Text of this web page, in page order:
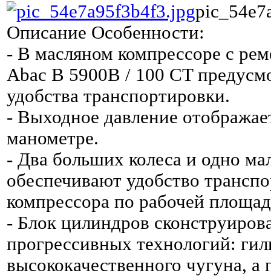
Описание Особенности:
- В масляном компрессоре с
Abac B 5900B / 100 CT
удобства транспортировки.
- Выходное давление
манометре.
- Два больших колеса и одно
обеспечивают удобство
компрессора по рабочей
- Блок цилиндров
прогрессивных технологий:
высококачественного чугуна, а